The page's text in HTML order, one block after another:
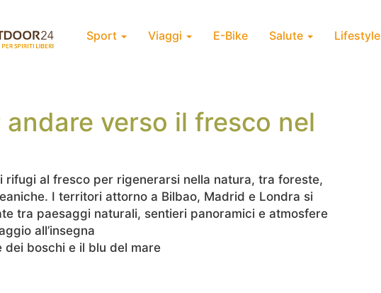
Sport Viaggi E-Bike Salute Lifestyle
verso il fresco nel
rifugi al fresco per rigenerarsi nella natura, tra foreste,
I territori attorno a Bilbao, Madrid e Londra si
tra paesaggi naturali, sentieri panoramici e atmosfere
all’insegna
boschi e il blu del mare